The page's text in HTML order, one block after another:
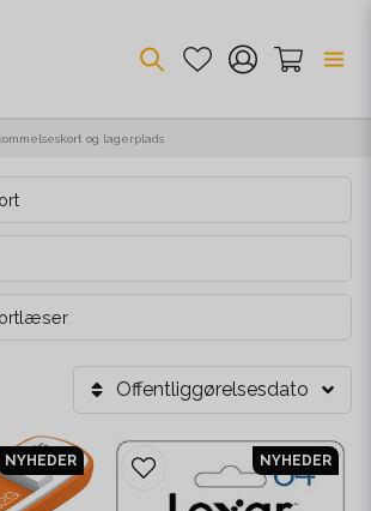
og lagerplads
Offentliggørelsesdato
NYHEDER NYHEDER